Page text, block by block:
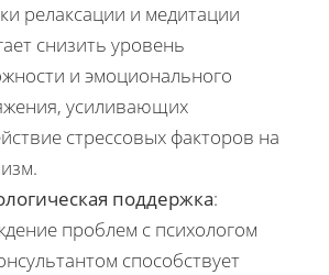
релаксации и медитации
снизить уровень
и эмоционального
усиливающих
стрессовых факторов на
поддержка:
проблем с психологом
способствует